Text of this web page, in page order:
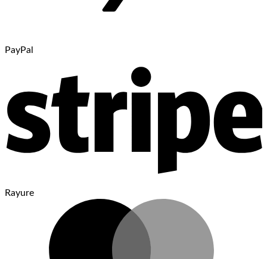
PayPal
Rayure